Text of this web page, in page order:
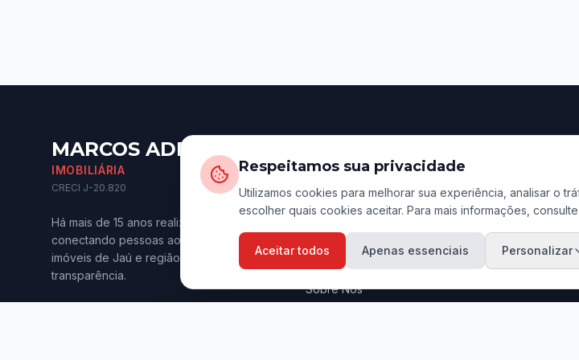
MARCOS ADRIANO
IMOBILIÁRIA
CRECI J-20.820
Há mais de 15 anos realizando sonhos e
conectando pessoas aos melhores
imóveis de Jaú e região. Confiança e
transparência.
Início
Imóveis para Venda
Imóveis para Aluguel
Anuncie seu Imóvel
Sobre Nós
Respeitamos sua privacidade
Utilizamos cookies para melhorar sua experiência, analisar o
escolher quais cookies aceitar. Para mais informações,
Aceitar todos Apenas essenciais Personalizar